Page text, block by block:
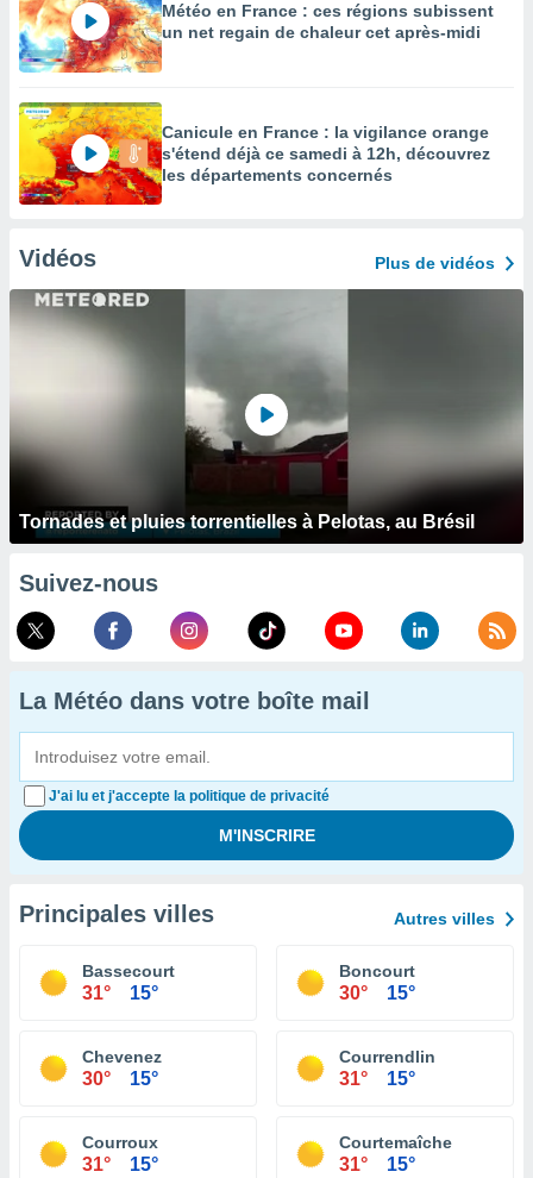
Météo en France : ces régions subissent
un net regain de chaleur cet après-midi
Canicule en France : la vigilance orange
s'étend déjà ce samedi à 12h, découvrez
les départements concernés
Vidéos Plus de vidéos
Tornades et pluies torrentielles à Pelotas, au Brésil
Suivez-nous
La Météo dans votre boîte mail
J'ai lu et j'accepte la politique de privacité
Principales villes Autres villes
Bassecourt
31° 15°
Boncourt
30° 15°
Chevenez
30° 15°
Courrendlin
31° 15°
Courroux
31° 15°
Courtemaîche
31° 15°